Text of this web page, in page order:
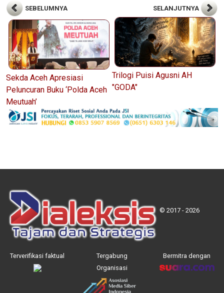
SEBELUMNYA
Sekda Aceh Apresiasi
Peluncuran Buku ‘Polda Aceh
Meutuah’
SELANJUTNYA
Trilogi Puisi Agusni AH
"GODA"
© 2017 - 2026
Terverifikasi faktual
Tergabung
Organisasi
Bermitra dengan